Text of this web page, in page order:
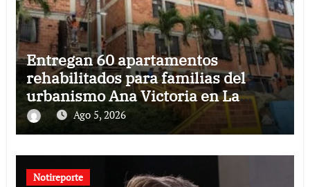
Entregan 60 apartamentos
rehabilitados para familias del
urbanismo Ana Victoria en La
GuairaAgo 5, 2026
Notireporte